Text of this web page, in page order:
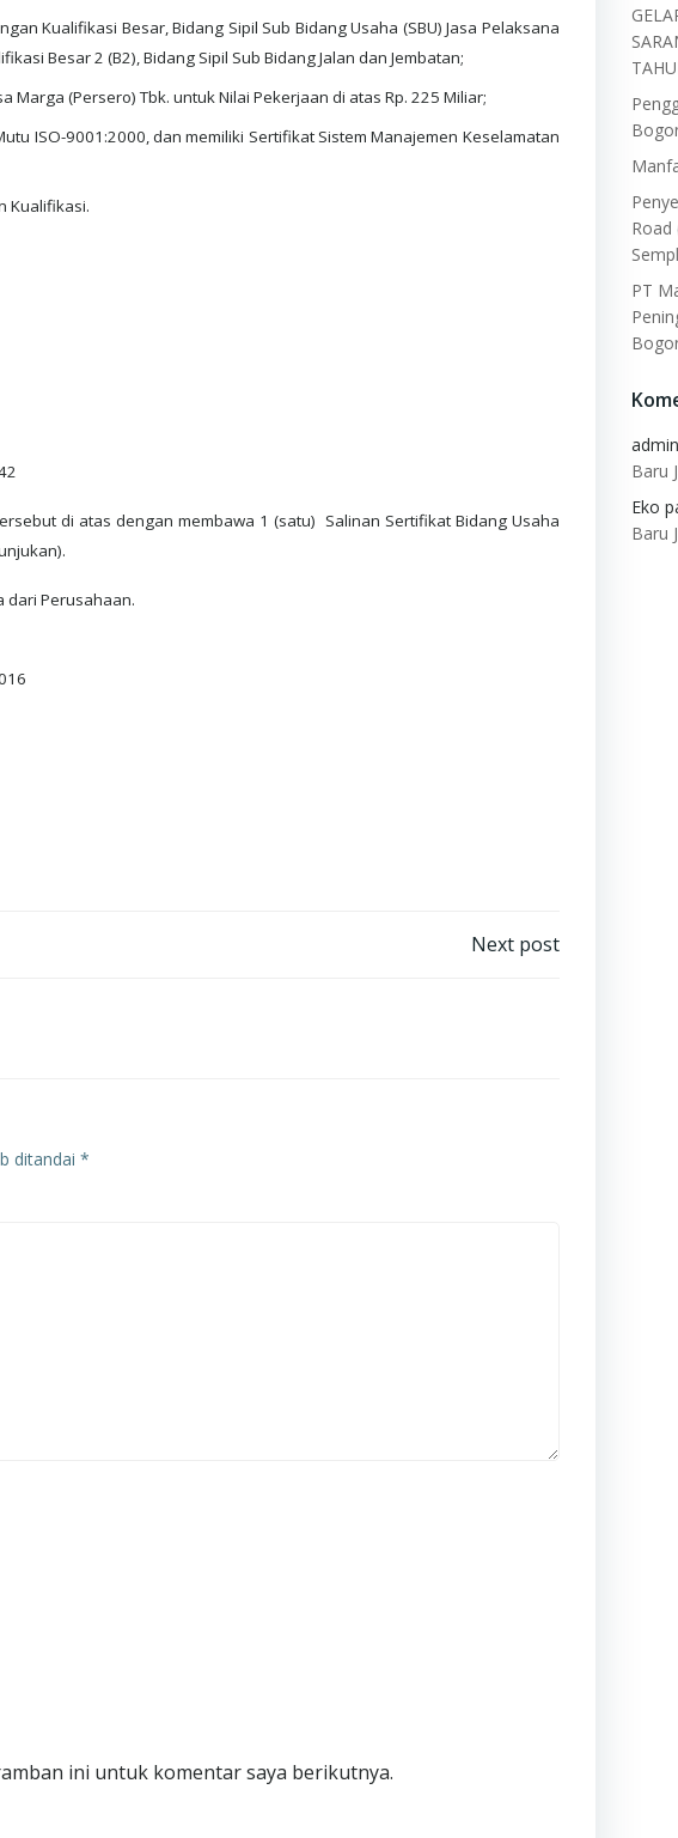
Kualifikasi Besar, Bidang Sipil Sub Bidang Usaha (SBU) Jasa Pelaksana
Besar 2 (B2), Bidang Sipil Sub Bidang Jalan dan Jembatan;
Marga (Persero) Tbk. untuk Nilai Pekerjaan di atas Rp. 225 Miliar;
ISO-9001:2000, dan memiliki Sertifikat Sistem Manajemen Keselamatan
Kualifikasi.
di atas dengan membawa 1 (satu) Salinan Sertifikat Bidang Usaha
dari Perusahaan.
Next post
ditandai *
ini untuk komentar saya berikutnya.
Road
PT
admin
Baru
Eko
Baru